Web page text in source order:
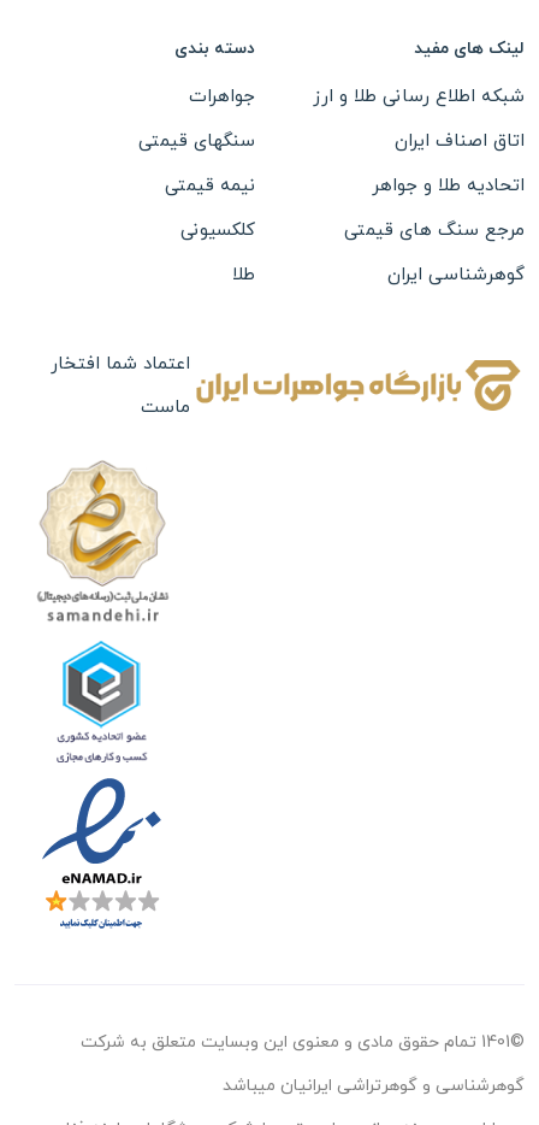
لینک های مفید
شبکه اطلاع رسانی طلا و ارز
اتاق اصناف ایران
اتحادیه طلا و جواهر
مرجع سنگ های قیمتی
گوهرشناسی ایران
دسته بندی
جواهرات
سنگهای قیمتی
نیمه قیمتی
کلکسیونی
طلا
ساعت
جعبه جواهرات
اعتماد شما افتخار
ماست
©1401 تمام حقوق مادی و معنوی این وبسایت متعلق به شرکت
گوهرشناسی و گوهرتراشی ایرانیان میباشد